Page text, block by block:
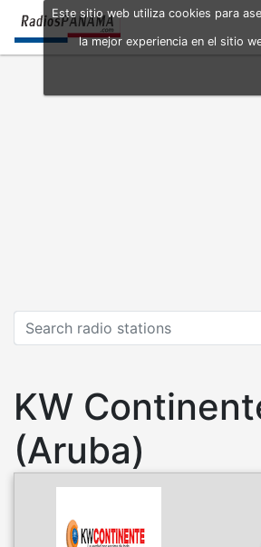
Skip
main
KW
(Aruba)
Este sitio web utiliza cookies para
la mejor experiencia en el sitio